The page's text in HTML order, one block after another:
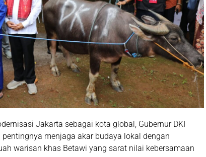
Jakarta sebagai kota global, Gubernur DKI
pentingnya menjaga akar budaya lokal dengan
warisan khas Betawi yang sarat nilai kebersamaan